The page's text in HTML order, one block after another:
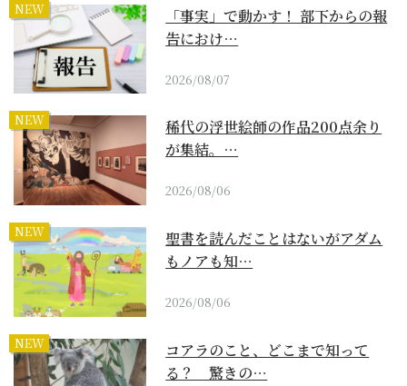
NEW
「事実」で動かす！ 部下からの報
告におけ…
2026/08/07
NEW
稀代の浮世絵師の作品200点余り
が集結。…
2026/08/06
NEW
聖書を読んだことはないがアダム
もノアも知…
2026/08/06
NEW
コアラのこと、どこまで知って
る？ 驚きの…